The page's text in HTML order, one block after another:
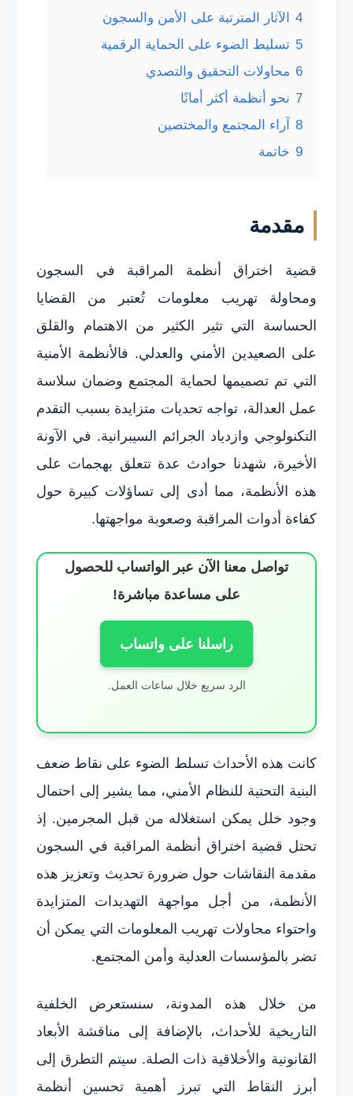
4
الآثار المترتبة على الأمن والسجون
5 تسليط الضوء على الحماية الرقمية
6 محاولات التحقيق والتصدي
7 نحو أنظمة أكثر أمانًا
8
آراء المجتمع والمختصين
9 خاتمة
مقدمة
قضية اختراق أنظمة المراقبة في السجون
ومحاولة تهريب معلومات تُعتبر من القضايا
الحساسة التي تثير الكثير من الاهتمام والقلق
على الصعيدين الأمني والعدلي. فالأنظمة الأمنية
التي تم تصميمها لحماية المجتمع وضمان سلاسة
عمل العدالة، تواجه تحديات متزايدة بسبب التقدم
التكنولوجي وازدياد الجرائم السيبرانية. في الآونة
الأخيرة، شهدنا حوادث عدة تتعلق بهجمات على
هذه الأنظمة، مما أدى إلى تساؤلات كبيرة حول
كفاءة أدوات المراقبة وصعوبة مواجهتها.
تواصل معنا الآن عبر الواتساب للحصول
على مساعدة مباشرة!
راسلنا على واتساب
الرد سريع خلال ساعات العمل.
كانت هذه الأحداث تسلط الضوء على نقاط ضعف
البنية التحتية للنظام الأمني، مما يشير إلى احتمال
وجود خلل يمكن استغلاله من قبل المجرمين. إذ
تحتل قضية اختراق أنظمة المراقبة في السجون
مقدمة النقاشات حول ضرورة تحديث وتعزيز هذه
الأنظمة، من أجل مواجهة التهديدات المتزايدة
واحتواء محاولات تهريب المعلومات التي يمكن أن
تضر بالمؤسسات العدلية وأمن المجتمع.
من خلال هذه المدونة، سنستعرض الخلفية
التاريخية للأحداث، بالإضافة إلى مناقشة الأبعاد
القانونية والأخلاقية ذات الصلة. سيتم التطرق إلى
أبرز النقاط التي تبرز أهمية تحسين أنظمة